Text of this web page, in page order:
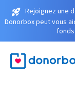
Rejoignez une
Donorbox peut vous
fonds